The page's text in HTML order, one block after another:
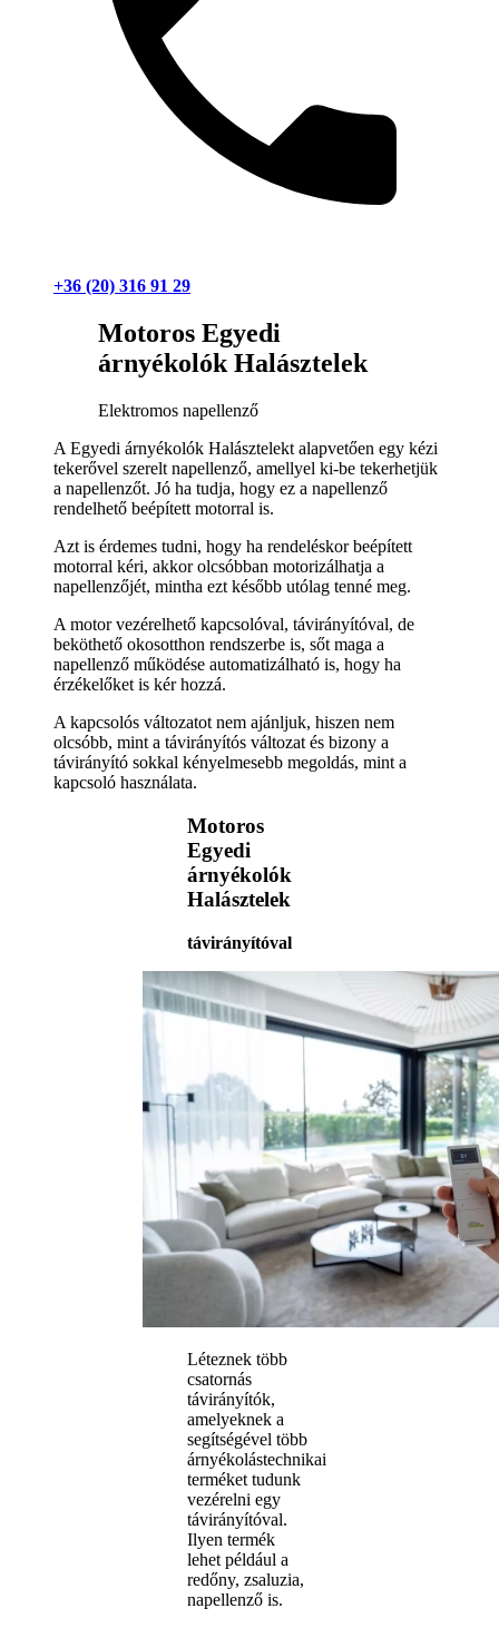
+36 (20) 316 91 29
Motoros Egyedi
árnyékolók Halásztelek
Elektromos napellenző
A Egyedi árnyékolók Halásztelekt alapvetően egy kézi
tekerővel szerelt napellenző, amellyel ki-be tekerhetjük
a napellenzőt. Jó ha tudja, hogy ez a napellenző
rendelhető beépített motorral is.
Azt is érdemes tudni, hogy ha rendeléskor beépített
motorral kéri, akkor olcsóbban motorizálhatja a
napellenzőjét, mintha ezt később utólag tenné meg.
A motor vezérelhető kapcsolóval, távirányítóval, de
beköthető okosotthon rendszerbe is, sőt maga a
napellenző működése automatizálható is, hogy ha
érzékelőket is kér hozzá.
A kapcsolós változatot nem ajánljuk, hiszen nem
olcsóbb, mint a távirányítós változat és bizony a
távirányító sokkal kényelmesebb megoldás, mint a
kapcsoló használata.
Motoros
Egyedi
árnyékolók
Halásztelek
távirányítóval
Léteznek több
csatornás
távirányítók,
amelyeknek a
segítségével több
árnyékolástechnikai
terméket tudunk
vezérelni egy
távirányítóval.
Ilyen termék
lehet például a
redőny, zsaluzia,
napellenző is.